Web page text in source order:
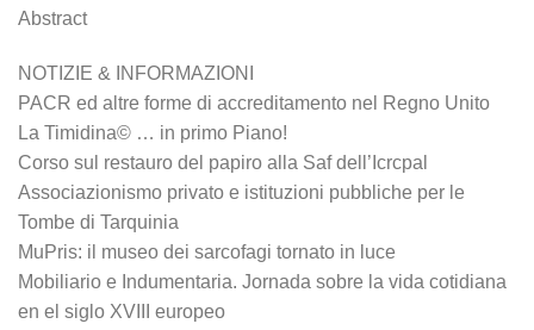
Abstract
NOTIZIE & INFORMAZIONI
PACR ed altre forme di accreditamento nel Regno Unito
La Timidina© … in primo Piano!
Corso sul restauro del papiro alla Saf dell’Icrcpal
Associazionismo privato e istituzioni pubbliche per le
Tombe di Tarquinia
MuPris: il museo dei sarcofagi tornato in luce
Mobiliario e Indumentaria. Jornada sobre la vida cotidiana
en el siglo XVIII europeo